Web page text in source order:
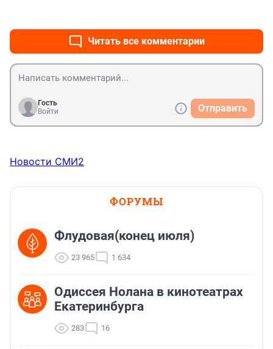
Читать все комментарии
Гость
Войти
Отправить
Новости СМИ2
ФОРУМЫ
Флудовая(конец июля)
23 965 1 634
Одиссея Нолана в кинотеатрах
Екатеринбурга
283 16